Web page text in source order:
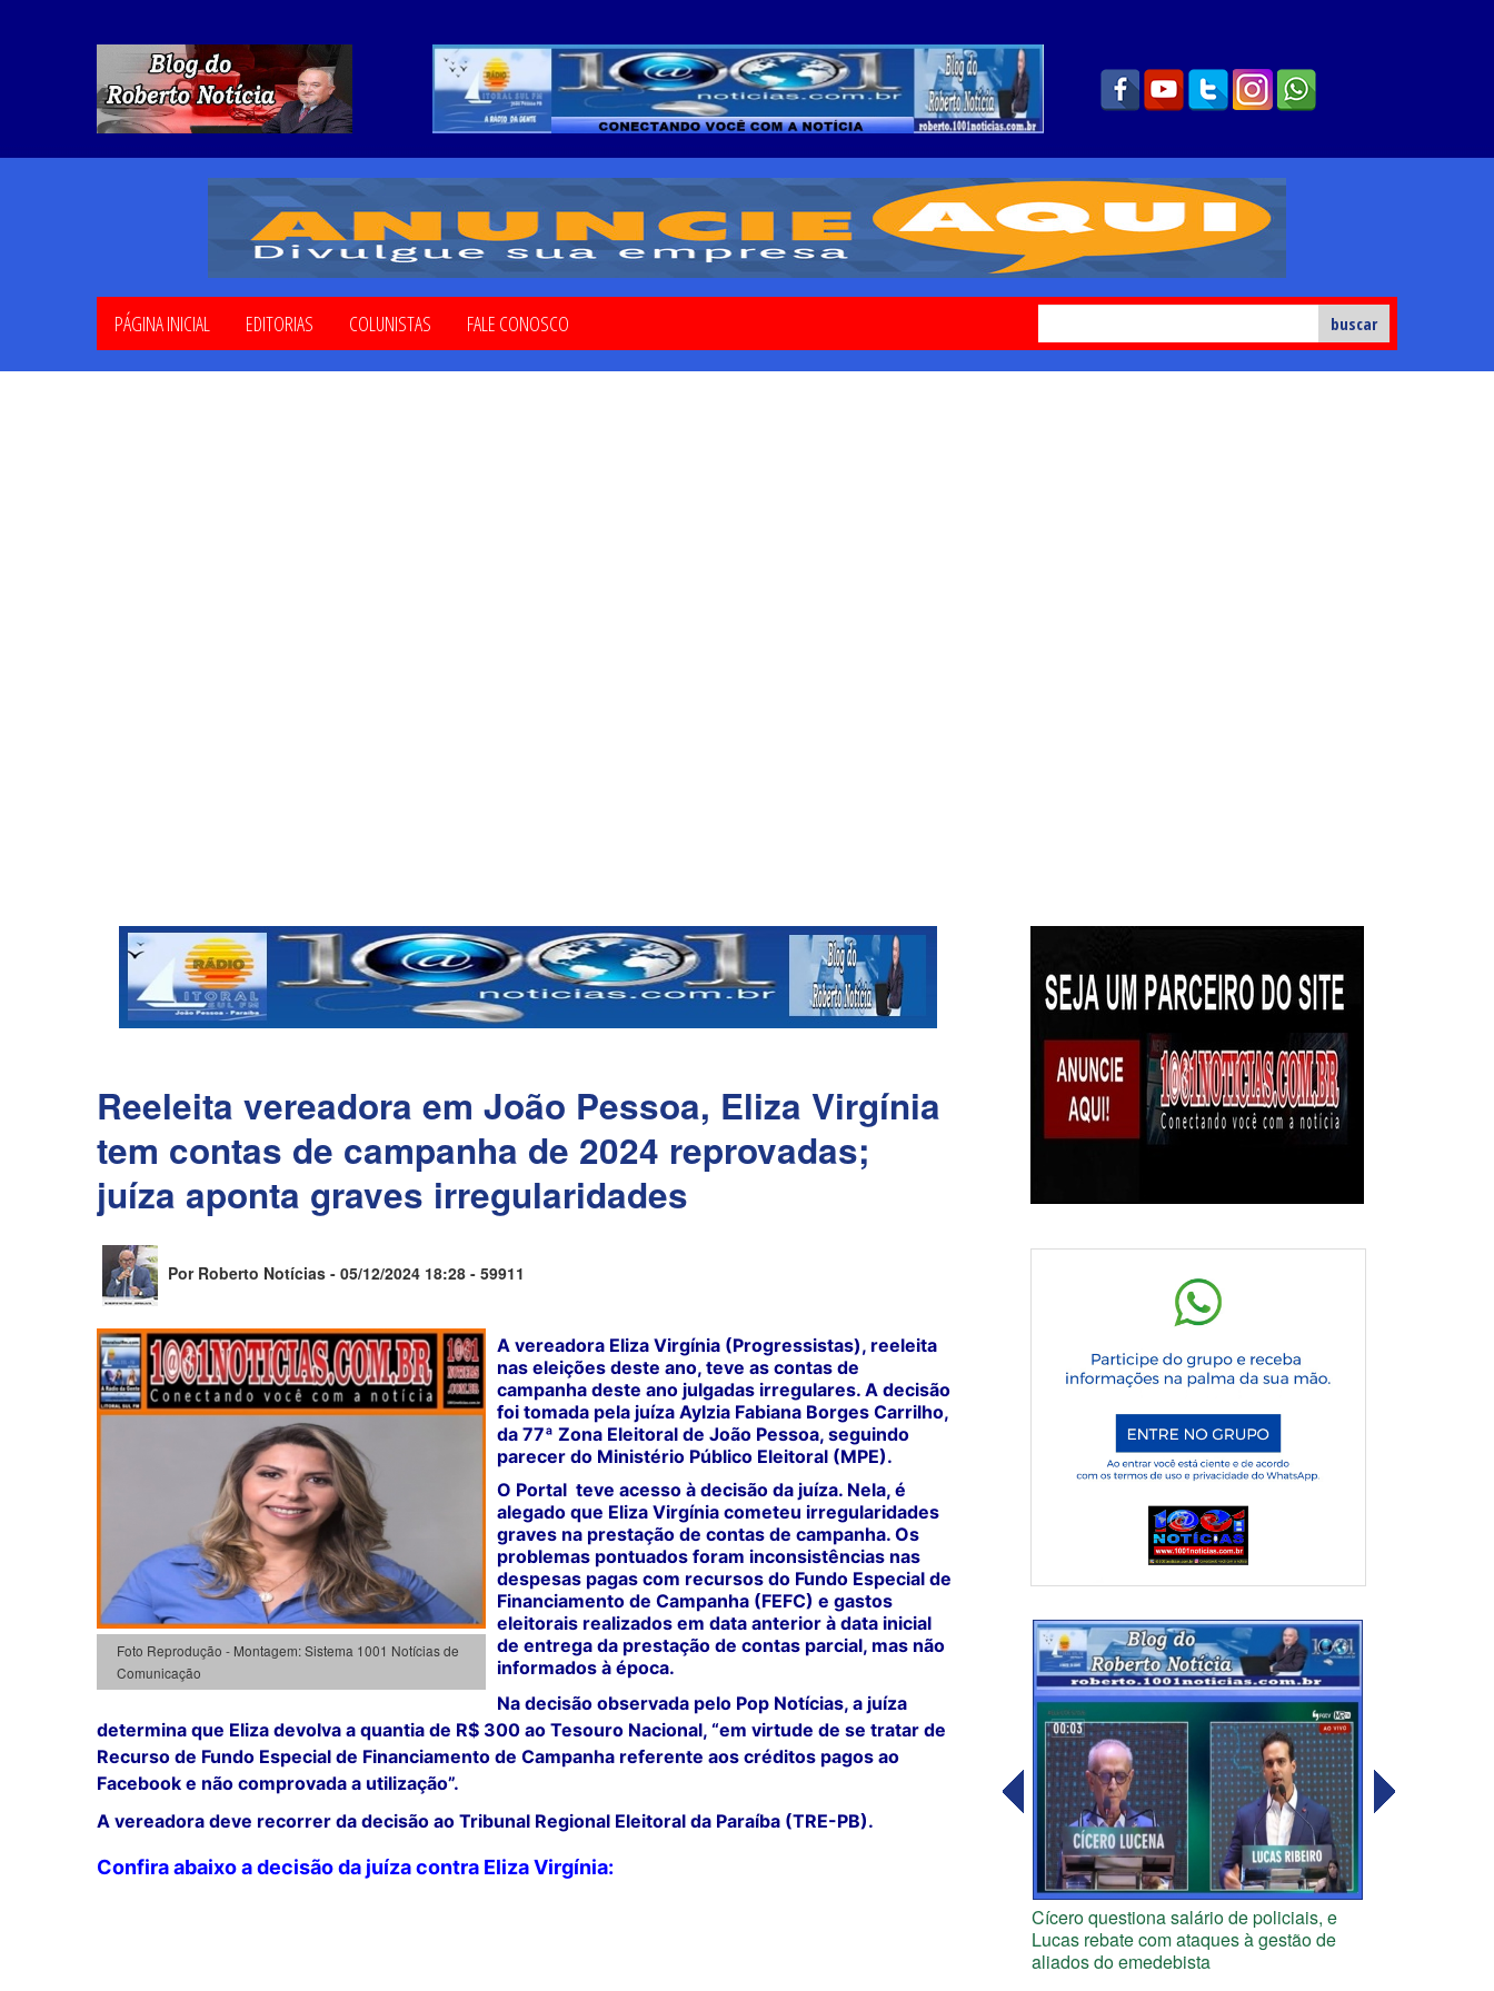
PÁGINA INICIAL EDITORIAS COLUNISTAS FALE CONOSCO
Reeleita vereadora em João Pessoa, Eliza Virgínia
tem contas de campanha de 2024 reprovadas;
juíza aponta graves irregularidades
Por Roberto Notícias - 05/12/2024 18:28 - 59911
Foto Reprodução - Montagem: Sistema 1001 Notícias de
Comunicação
A vereadora Eliza Virgínia (Progressistas), reeleita
nas eleições deste ano, teve as contas de
campanha deste ano julgadas irregulares. A decisão
foi tomada pela juíza Aylzia Fabiana Borges Carrilho,
da 77ª Zona Eleitoral de João Pessoa, seguindo
parecer do Ministério Público Eleitoral (MPE).
O Portal teve acesso à decisão da juíza. Nela, é
alegado que Eliza Virgínia cometeu irregularidades
graves na prestação de contas de campanha. Os
problemas pontuados foram inconsistências nas
despesas pagas com recursos do Fundo Especial de
Financiamento de Campanha (FEFC) e gastos
eleitorais realizados em data anterior à data inicial
de entrega da prestação de contas parcial, mas não
informados à época.
Na decisão observada pelo Pop Notícias, a juíza
determina que Eliza devolva a quantia de R$ 300 ao Tesouro Nacional, “em virtude de se tratar de
Recurso de Fundo Especial de Financiamento de Campanha referente aos créditos pagos ao
Facebook e não comprovada a utilização”.
A vereadora deve recorrer da decisão ao Tribunal Regional Eleitoral da Paraíba (TRE-PB).
Confira abaixo a decisão da juíza contra Eliza Virgínia:
Cícero questiona salário de policiais, e
Lucas rebate com ataques à gestão de
aliados do emedebista